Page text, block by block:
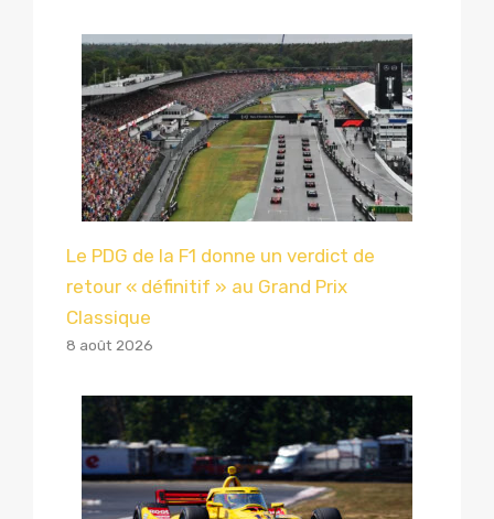
Le PDG de la F1 donne un verdict de
retour « définitif » au Grand Prix
Classique
8 août 2026